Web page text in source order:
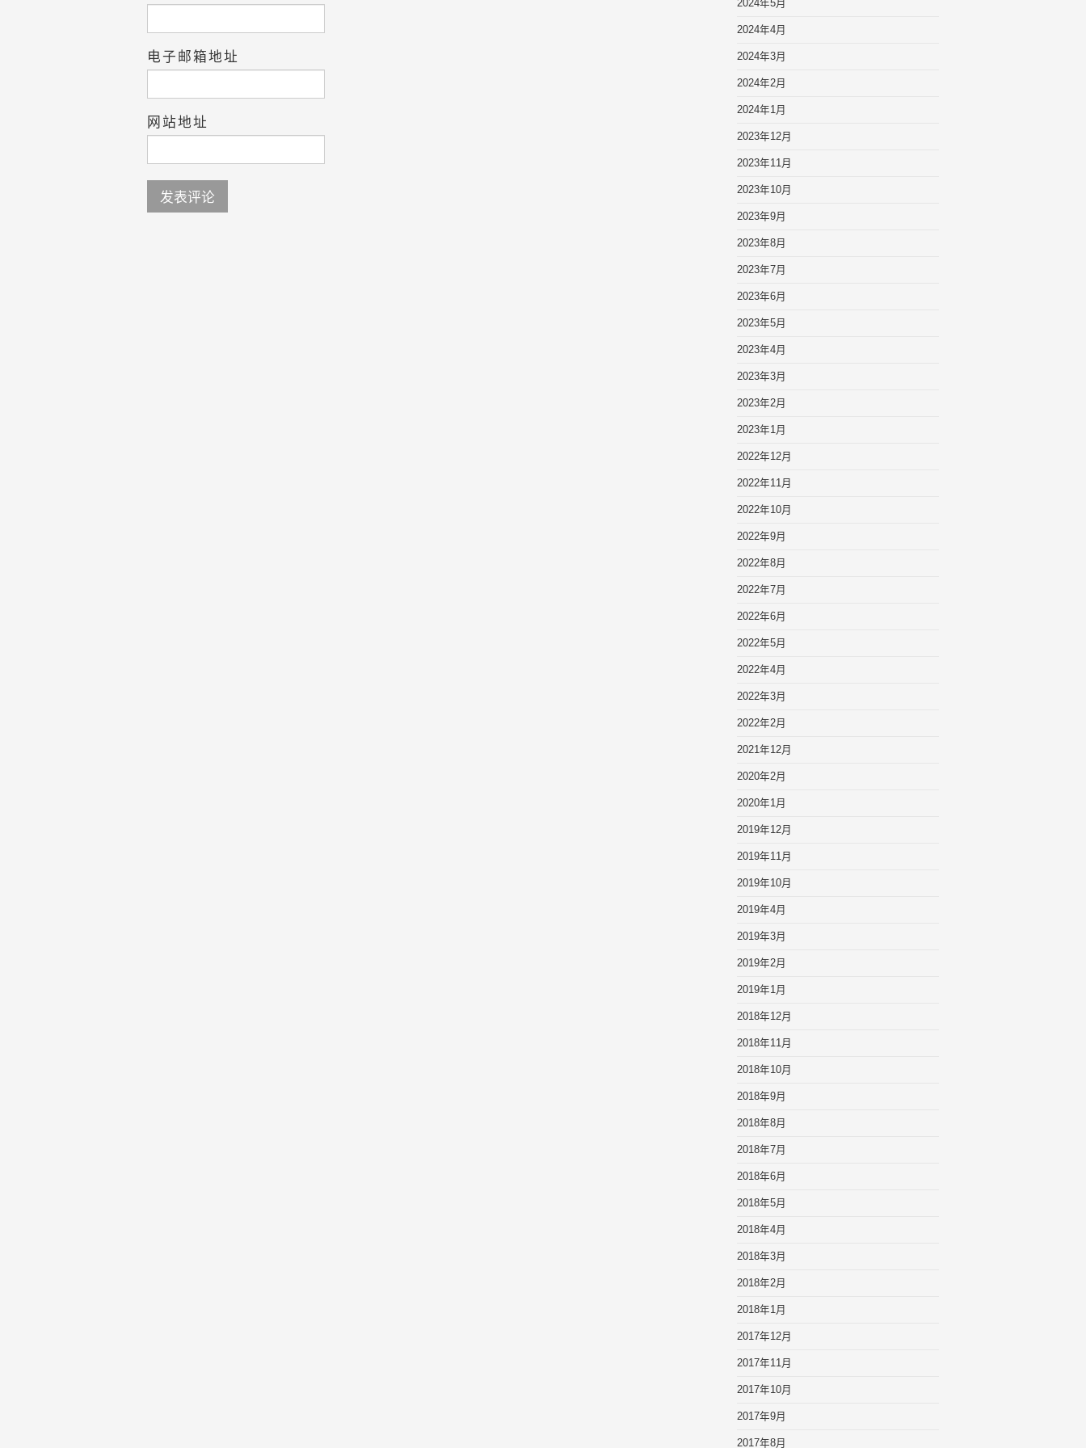
电子邮箱地址
网站地址
2024年5月
2024年4月
2024年3月
2024年2月
2024年1月
2023年12月
2023年11月
2023年10月
2023年9月
2023年8月
2023年7月
2023年6月
2023年5月
2023年4月
2023年3月
2023年2月
2023年1月
2022年12月
2022年11月
2022年10月
2022年9月
2022年8月
2022年7月
2022年6月
2022年5月
2022年4月
2022年3月
2022年2月
2021年12月
2020年2月
2020年1月
2019年12月
2019年11月
2019年10月
2019年4月
2019年3月
2019年2月
2019年1月
2018年12月
2018年11月
2018年10月
2018年9月
2018年8月
2018年7月
2018年6月
2018年5月
2018年4月
2018年3月
2018年2月
2018年1月
2017年12月
2017年11月
2017年10月
2017年9月
2017年8月